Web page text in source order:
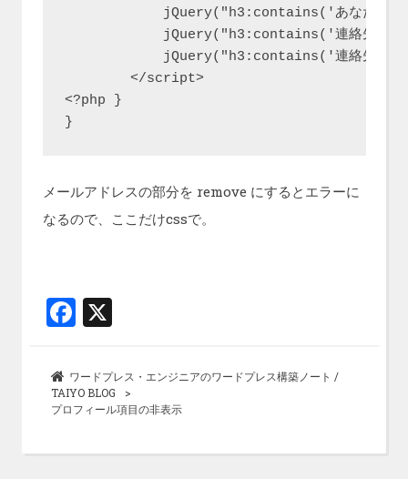
jQuery("h3:contains('あなたに
jQuery("h3:contains('連絡先情
jQuery("h3:contains('連絡先情
        </script>
<?php }
メールアドレスの部分を remove にするとエラーに
なるので、ここだけcssで。
F
ce
b
o
o
X
ワードプレス・エンジニアのワードプレス構築ノート /
TAIYO BLOG
プロフィール項目の非表示